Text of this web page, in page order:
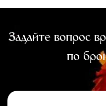
Задайте вопрос
по